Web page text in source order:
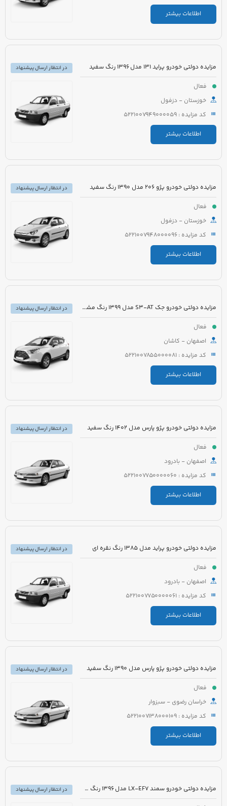
اطلاعات بیشتر
مزایده دولتی خودرو پراید 131 مدل 1396 رنگ سفید
فعال
خوزستان - دزفول
کد مزایده : 5221007949000059
اطلاعات بیشتر
در انتظار ارسال پیشنهاد
مزایده دولتی خودرو پژو 206 مدل 1390 رنگ سفید
فعال
خوزستان - دزفول
کد مزایده : 5221007948000096
اطلاعات بیشتر
در انتظار ارسال پیشنهاد
مزایده دولتی خودرو جک S3-AT مدل 1399 رنگ مشکی
فعال
اصفهان - کاشان
کد مزایده : 5221007855000081
اطلاعات بیشتر
در انتظار ارسال پیشنهاد
مزایده دولتی خودرو پژو پارس مدل 1402 رنگ سفید
فعال
اصفهان - بادرود
کد مزایده : 5221007750000060
اطلاعات بیشتر
در انتظار ارسال پیشنهاد
مزایده دولتی خودرو پراید مدل 1385 رنگ نقره ای
فعال
اصفهان - بادرود
کد مزایده : 5221007750000061
اطلاعات بیشتر
در انتظار ارسال پیشنهاد
مزایده دولتی خودرو پژو پارس مدل 1390 رنگ سفید
فعال
خراسان رضوی - سبزوار
کد مزایده : 5221007138000109
اطلاعات بیشتر
در انتظار ارسال پیشنهاد
مزایده دولتی خودرو سمند LX-EF7 مدل 1396 رنگ سفید
در انتظار ارسال پیشنهاد